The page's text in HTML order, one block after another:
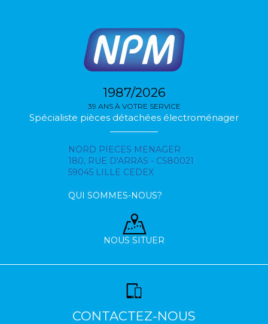
1987/2026
39 ANS À VOTRE SERVICE
Spécialiste pièces détachées électroménager
NORD PIECES MENAGER
180, RUE D'ARRAS - CS80021
59045 LILLE CEDEX
QUI SOMMES-NOUS?
NOUS SITUER
CONTACTEZ-NOUS